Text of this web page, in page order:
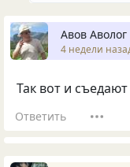
Авов Аволог
4 недели
Так вот и
Ответить